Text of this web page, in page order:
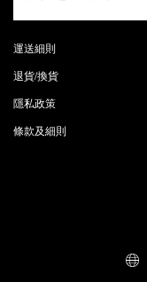
運送細則
退貨/換貨
隱私政策
條款及細則